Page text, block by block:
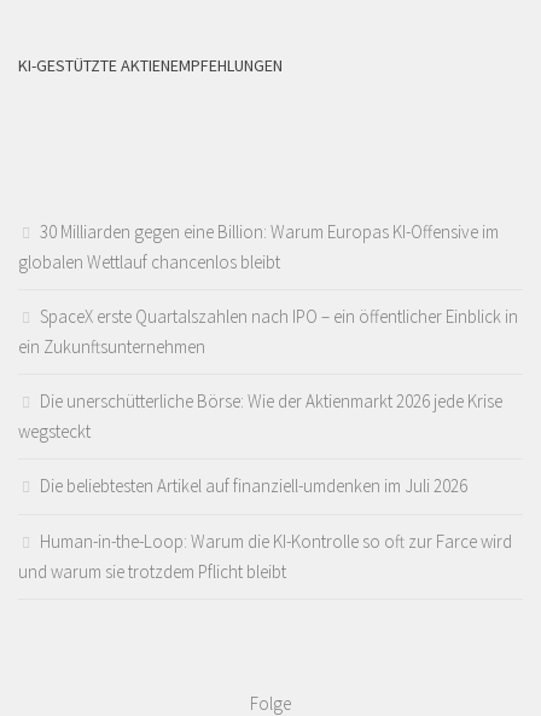
KI-GESTÜTZTE AKTIENEMPFEHLUNGEN
30 Milliarden gegen eine Billion: Warum Europas KI-Offensive im
globalen Wettlauf chancenlos bleibt
SpaceX erste Quartalszahlen nach IPO – ein öffentlicher Einblick in
ein Zukunftsunternehmen
Die unerschütterliche Börse: Wie der Aktienmarkt 2026 jede Krise
wegsteckt
Die beliebtesten Artikel auf finanziell-umdenken im Juli 2026
Human-in-the-Loop: Warum die KI-Kontrolle so oft zur Farce wird
und warum sie trotzdem Pflicht bleibt
Folge